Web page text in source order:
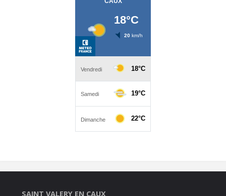
SAINT VALERY EN CAUX